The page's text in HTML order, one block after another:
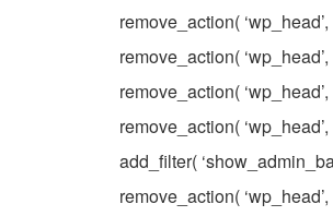
remove_action(
remove_action(
remove_action(
remove_action(
add_filter(
remove_action(